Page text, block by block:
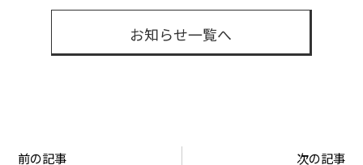
お知らせ一覧へ
前の記事 次の記事